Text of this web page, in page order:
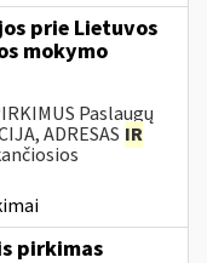
prie Lietuvos
mokymo
Paslaugų
ADRESAS IR
pirkimas